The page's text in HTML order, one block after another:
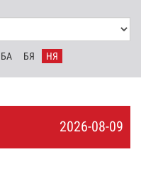
БА БЯ НЯ
2026-08-09